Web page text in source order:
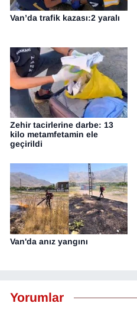
Van’da trafik kazası:2 yaralı
Zehir tacirlerine darbe: 13
kilo metamfetamin ele
geçirildi
Van'da anız yangını
Yorumlar